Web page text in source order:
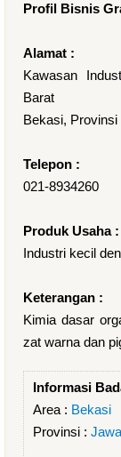
Profil Bisnis
Alamat :
Kawasan
Barat
Bekasi,
Telepon :
021-8934260
Produk Usaha :
Industri kecil
Keterangan :
Kimia dasar
zat warna dan
Informasi
Area : Bekasi
Provinsi :